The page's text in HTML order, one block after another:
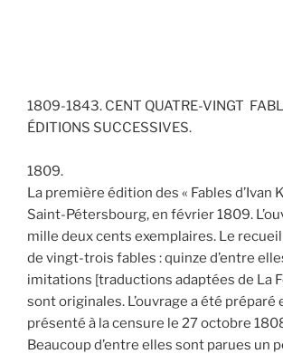
1809-1843. CENT QUATRE-VINGT
ÉDITIONS SUCCESSIVES.
1809.
La première édition des « Fables d’Ivan
Saint-Pétersbourg, en février 1809.
mille deux cents exemplaires. Le
de vingt-trois fables : quinze d’entre
imitations [traductions adaptées de La
sont originales. L’ouvrage a été préparé
présenté à la censure le 27 octobre
Beaucoup d’entre elles sont parues un